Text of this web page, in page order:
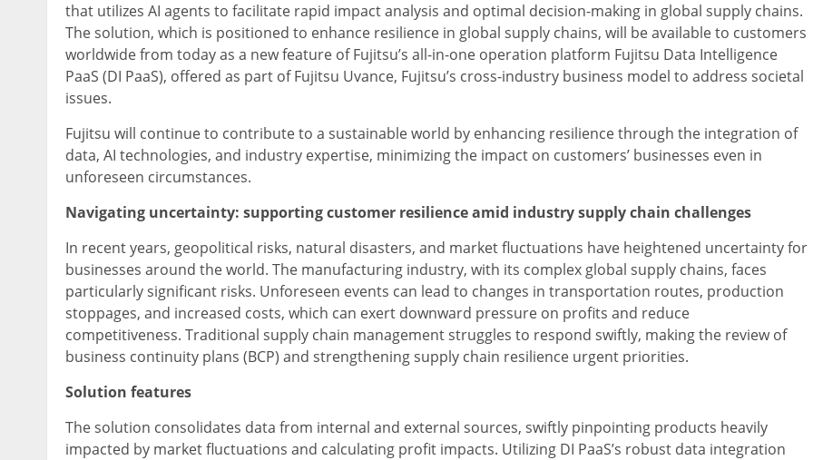
that utilizes AI agents to facilitate rapid impact analysis and optimal decision-making in global supply chains.
The solution, which is positioned to enhance resilience in global supply chains, will be available to customers
worldwide from today as a new feature of Fujitsu’s all-in-one operation platform Fujitsu Data Intelligence
PaaS (DI PaaS), offered as part of Fujitsu Uvance, Fujitsu’s cross-industry business model to address societal
issues.
Fujitsu will continue to contribute to a sustainable world by enhancing resilience through the integration of
data, AI technologies, and industry expertise, minimizing the impact on customers’ businesses even in
unforeseen circumstances.
Navigating uncertainty: supporting customer resilience amid industry supply chain challenges
In recent years, geopolitical risks, natural disasters, and market fluctuations have heightened uncertainty for
businesses around the world. The manufacturing industry, with its complex global supply chains, faces
particularly significant risks. Unforeseen events can lead to changes in transportation routes, production
stoppages, and increased costs, which can exert downward pressure on profits and reduce
competitiveness. Traditional supply chain management struggles to respond swiftly, making the review of
business continuity plans (BCP) and strengthening supply chain resilience urgent priorities.
Solution features
The solution consolidates data from internal and external sources, swiftly pinpointing products heavily
impacted by market fluctuations and calculating profit impacts. Utilizing DI PaaS’s robust data integration